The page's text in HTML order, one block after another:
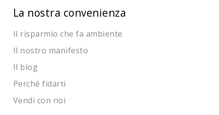
La nostra convenienza
Il risparmio che fa ambiente
Il nostro manifesto
Il blog
Perché fidarti
Vendi con noi